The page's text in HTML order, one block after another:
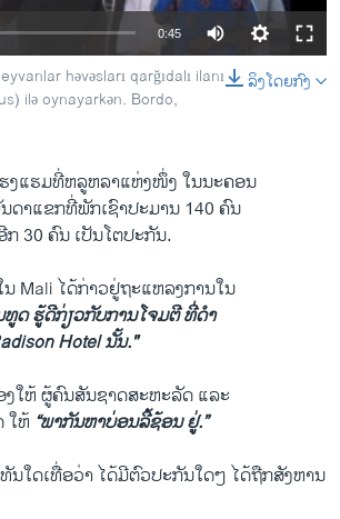
ງ
0:45
ລິງໂດຍກົງ
həvəsları qarğıdalı ilanı
ilə oynayarkən. Bordo,
ງ​ແຮມ​ທີ່​ຫລູຫລາ​ແຫ່ງ​ໜຶ່ງ ​ໃນ​ນະຄອນ
ດາແຂກທີ່​ພັກ​ເຊົາ​ປະມານ 140 ຄົນ
30 ຄົນ ​ເປັນ​ໂຕ​ປະກັນ.
Mali ​ໄດ້ກ່າວ​ຢູ່ຖະ​ແຫລ​ງການ​ໃນ​
ທູດ ຮູ້​ດີ​ກ່ຽວ​ກັບ​ການໂຈມ​ຕີ ທີ່ດຳ​
Hotel ນັ້ນ."
ງ​ໃຫ້ ຜູ້​ຄົນສັນຊາດ​ສະຫະລັດ ​ແລະ
ໃຫ້ “ພາກັນ​ຫາ​ບ່ອນລີ້​ຊ້ອນ ຢູ່.”
ນ​ໃດ​ເທື່ອວ່າ ​ໄດ້​ມີຕົວ​ປະກັນ​ໃດໆ ​ໄດ້​ຖືກ​ສັງຫານ